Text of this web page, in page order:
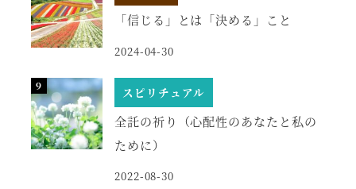
「信じる」とは「決める」こと
2024-04-30
スピリチュアル
全託の祈り（心配性のあなたと私の
ために）
2022-08-30